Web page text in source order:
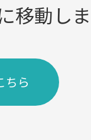
移動し
ちら